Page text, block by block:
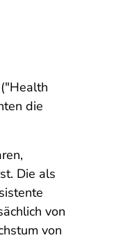
("Health
die
Die als
von
von